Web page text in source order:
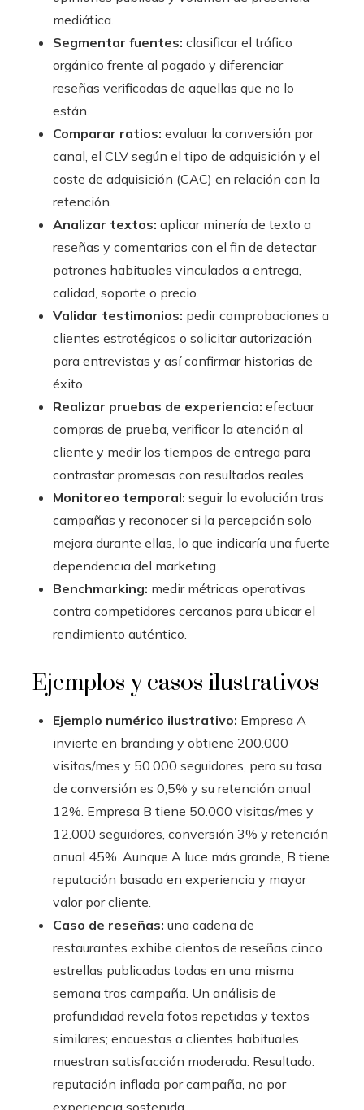
mediática.
Segmentar fuentes: clasificar el tráfico
orgánico frente al pagado y diferenciar
reseñas verificadas de aquellas que no lo
están.
Comparar ratios: evaluar la conversión por
canal, el CLV según el tipo de adquisición y el
coste de adquisición (CAC) en relación con la
retención.
Analizar textos: aplicar minería de texto a
reseñas y comentarios con el fin de detectar
patrones habituales vinculados a entrega,
calidad, soporte o precio.
Validar testimonios: pedir comprobaciones a
clientes estratégicos o solicitar autorización
para entrevistas y así confirmar historias de
éxito.
Realizar pruebas de experiencia: efectuar
compras de prueba, verificar la atención al
cliente y medir los tiempos de entrega para
contrastar promesas con resultados reales.
Monitoreo temporal: seguir la evolución tras
campañas y reconocer si la percepción solo
mejora durante ellas, lo que indicaría una fuerte
dependencia del marketing.
Benchmarking: medir métricas operativas
contra competidores cercanos para ubicar el
rendimiento auténtico.
Ejemplos y casos ilustrativos
Ejemplo numérico ilustrativo: Empresa A
invierte en branding y obtiene 200.000
visitas/mes y 50.000 seguidores, pero su tasa
de conversión es 0,5% y su retención anual
12%. Empresa B tiene 50.000 visitas/mes y
12.000 seguidores, conversión 3% y retención
anual 45%. Aunque A luce más grande, B tiene
reputación basada en experiencia y mayor
valor por cliente.
Caso de reseñas: una cadena de
restaurantes exhibe cientos de reseñas cinco
estrellas publicadas todas en una misma
semana tras campaña. Un análisis de
profundidad revela fotos repetidas y textos
similares; encuestas a clientes habituales
muestran satisfacción moderada. Resultado:
reputación inflada por campaña, no por
experiencia sostenida.